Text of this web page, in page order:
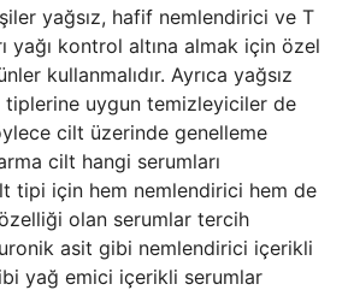
yağsız, hafif nemlendirici ve T
yağı kontrol altına almak için özel
kullanmalıdır. Ayrıca yağsız
uygun temizleyiciler de
cilt üzerinde genelleme
cilt hangi serumları
tipi için hem nemlendirici hem de
olan serumlar tercih
asit gibi nemlendirici içerikli
yağ emici içerikli serumlar